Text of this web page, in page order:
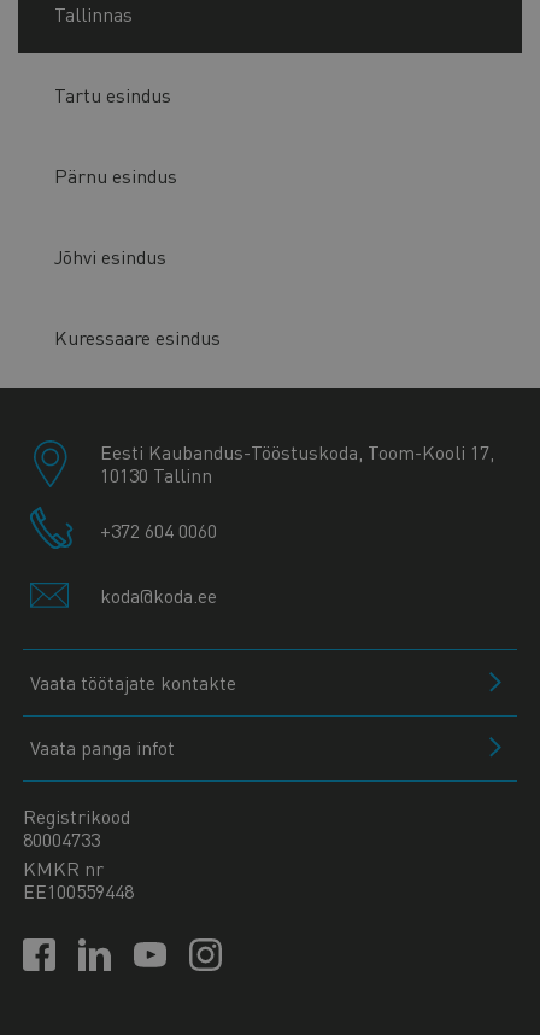
Tallinnas
Tartu esindus
Pärnu esindus
Jõhvi esindus
Kuressaare esindus
Eesti Kaubandus-Tööstuskoda, Toom-Kooli 17,
10130 Tallinn
+372 604 0060
koda@koda.ee
Vaata töötajate kontakte
Vaata panga infot
Registrikood
80004733
KMKR nr
EE100559448